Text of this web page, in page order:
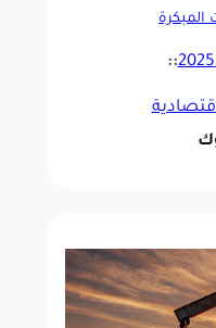
المبكرة
::